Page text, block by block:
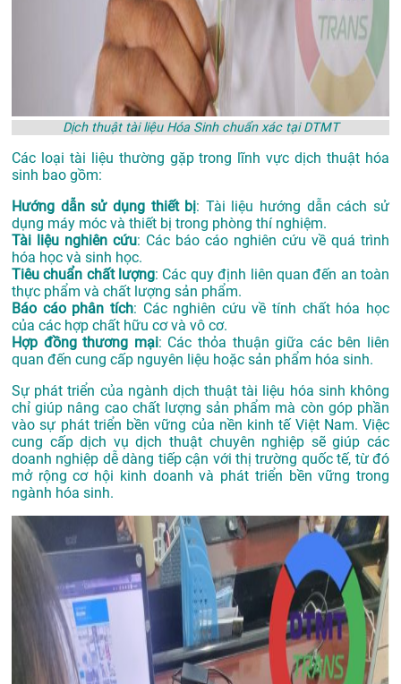
Dịch thuật tài liệu Hóa Sinh chuẩn xác tại DTMT
Các loại tài liệu thường gặp trong lĩnh vực dịch thuật hóa
sinh bao gồm:
Hướng dẫn sử dụng thiết bị: Tài liệu hướng dẫn cách sử
dụng máy móc và thiết bị trong phòng thí nghiệm.
Tài liệu nghiên cứu: Các báo cáo nghiên cứu về quá trình
hóa học và sinh học.
Tiêu chuẩn chất lượng: Các quy định liên quan đến an toàn
thực phẩm và chất lượng sản phẩm.
Báo cáo phân tích: Các nghiên cứu về tính chất hóa học
của các hợp chất hữu cơ và vô cơ.
Hợp đồng thương mại: Các thỏa thuận giữa các bên liên
quan đến cung cấp nguyên liệu hoặc sản phẩm hóa sinh.
Sự phát triển của ngành dịch thuật tài liệu hóa sinh không
chỉ giúp nâng cao chất lượng sản phẩm mà còn góp phần
vào sự phát triển bền vững của nền kinh tế Việt Nam. Việc
cung cấp dịch vụ dịch thuật chuyên nghiệp sẽ giúp các
doanh nghiệp dễ dàng tiếp cận với thị trường quốc tế, từ đó
mở rộng cơ hội kinh doanh và phát triển bền vững trong
ngành hóa sinh.